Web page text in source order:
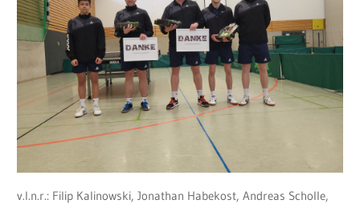
v.l.n.r.: Filip Kalinowski, Jonathan Habekost, Andreas Scholle,